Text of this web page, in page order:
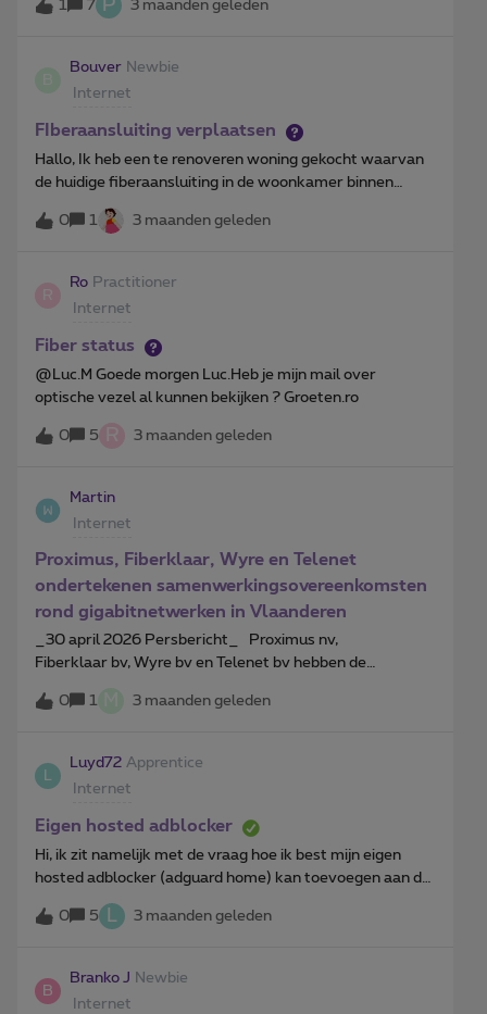
CGNAT kan worden gehaald en een dynamisch publiek
1 7 P 3 maanden geleden
Bouver Newbie
Internet
FIberaansluiting verplaatsen
Hallo, Ik heb een te renoveren woning gekocht waarvan
de huidige fiberaansluiting in de woonkamer binnen
komt.Ik zou dit willen verplaatsen naar de garage waar
alle technieken staan.Hoe ga ik best te werk hiervoor?
0 1 3 maanden geleden
R
Ro Practitioner
Internet
Fiber status
​@Luc.M Goede morgen Luc.Heb je mijn mail over
optische vezel al kunnen bekijken ? Groeten.ro
0 5 R 3 maanden geleden
Martin
Internet
Proximus, Fiberklaar, Wyre en Telenet
ondertekenen samenwerkingsovereenkomsten
rond gigabitnetwerken in Vlaanderen
_30 april 2026 Persbericht_ Proximus nv,
Fiberklaar bv, Wyre bv en Telenet bv hebben de
beoogde samenwerking die de verdere uitrol van
ondersteunen. Dit is een nieuwe stap richting een
effectieve samenwerking, bedoeld om gigabit-
consumenten te laten genieten van snellere
werken. De overeenkomst blijft onder voorbehoud van
goedkeuring door de toezichthoudende autoriteiten.In juli
2024 ondertekenden de partijen een Memorandum of
ultrasnelle gigabitnetwerken voor gezinnen en bedrijven
te verzekeren. De partijen zijn vervolgens diepgaande
0 1 3 maanden geleden
L
Luyd72 Apprentice
Internet
Eigen hosted adblocker
Hi, ik zit namelijk met de vraag hoe ik best mijn eigen
hosted adblocker (adguard home) kan toevoegen aan de
proximus internet box + router.Ik weet dat voor een
adblocker ik het DNS adres moet aanpassen maar vroeg
proximus+ app. Ook ben ik deels bezorgt dat dit
negatieve invloed heeft op de wifi boosters en de TV
0 5 L 3 maanden geleden
B
Branko J Newbie
Internet